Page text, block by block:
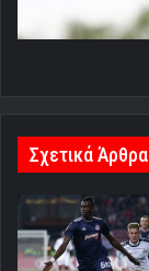
Σχετικά Άρθρα